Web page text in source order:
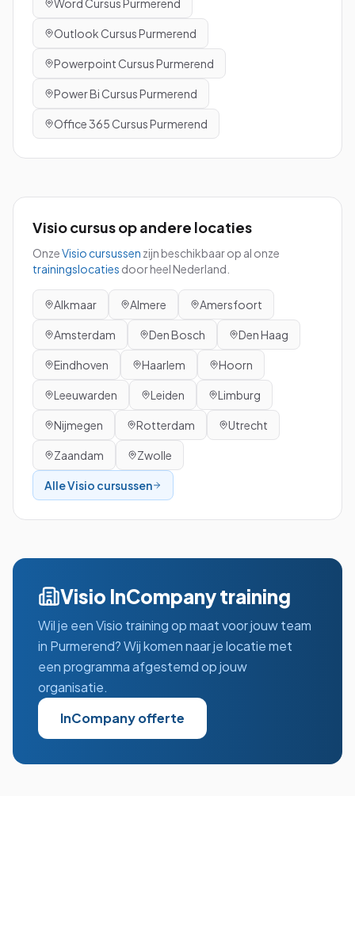
Word Cursus Purmerend
OutlookCursusPurmerend
PowerpointCursusPurmerend
Power BiCursusPurmerend
Office 365CursusPurmerend
Visiocursusop andere locaties
OnzeVisiocursussen zijn beschikbaar op al onze
trainingslocaties door heel Nederland.
Alkmaar Almere Amersfoort
Amsterdam Den Bosch Den Haag
Eindhoven Haarlem Hoorn
Leeuwarden Leiden Limburg
Nijmegen Rotterdam Utrecht
Zaandam Zwolle
AlleVisio cursussen
Visio InCompany training
Wil je eenVisio training op maat voor jouw team
in Purmerend? Wij komen naar je locatie met
een programma afgestemd op jouw
organisatie.
InCompany offerte